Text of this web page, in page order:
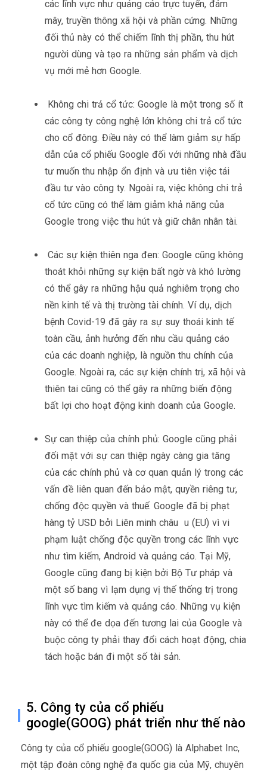
các lĩnh vực như quảng cáo trực tuyến, đám
mây, truyền thông xã hội và phần cứng. Những
đối thủ này có thể chiếm lĩnh thị phần, thu hút
người dùng và tạo ra những sản phẩm và dịch
vụ mới mẻ hơn Google.
Không chi trả cổ tức: Google là một trong số ít
các công ty công nghệ lớn không chi trả cổ tức
cho cổ đông. Điều này có thể làm giảm sự hấp
dẫn của cổ phiếu Google đối với những nhà đầu
tư muốn thu nhập ổn định và ưu tiên việc tái
đầu tư vào công ty. Ngoài ra, việc không chi trả
cổ tức cũng có thể làm giảm khả năng của
Google trong việc thu hút và giữ chân nhân tài.
Các sự kiện thiên nga đen: Google cũng không
thoát khỏi những sự kiện bất ngờ và khó lường
có thể gây ra những hậu quả nghiêm trọng cho
nền kinh tế và thị trường tài chính. Ví dụ, dịch
bệnh Covid-19 đã gây ra sự suy thoái kinh tế
toàn cầu, ảnh hưởng đến nhu cầu quảng cáo
của các doanh nghiệp, là nguồn thu chính của
Google. Ngoài ra, các sự kiện chính trị, xã hội và
thiên tai cũng có thể gây ra những biến động
bất lợi cho hoạt động kinh doanh của Google.
Sự can thiệp của chính phủ: Google cũng phải
đối mặt với sự can thiệp ngày càng gia tăng
của các chính phủ và cơ quan quản lý trong các
vấn đề liên quan đến bảo mật, quyền riêng tư,
chống độc quyền và thuế. Google đã bị phạt
hàng tỷ USD bởi Liên minh châu u (EU) vì vi
phạm luật chống độc quyền trong các lĩnh vực
như tìm kiếm, Android và quảng cáo. Tại Mỹ,
Google cũng đang bị kiện bởi Bộ Tư pháp và
một số bang vì lạm dụng vị thế thống trị trong
lĩnh vực tìm kiếm và quảng cáo. Những vụ kiện
này có thể đe dọa đến tương lai của Google và
buộc công ty phải thay đổi cách hoạt động, chia
tách hoặc bán đi một số tài sản.
5. Công ty của cổ phiếu
google(GOOG) phát triển như thế nào
Công ty của cổ phiếu google(GOOG) là Alphabet Inc,
một tập đoàn công nghệ đa quốc gia của Mỹ, chuyên